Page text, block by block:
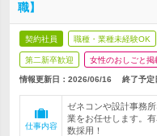
職】
契約社員 職種・業種未経験OK
第二新卒歓迎 女性のおしごと掲
情報更新日：2026/06/16 終了予定
仕事内容
ゼネコンや設計事務
業をお任せします。
数採用！